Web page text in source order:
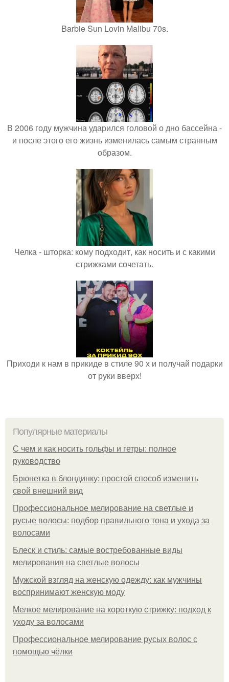
Barbie Sun Lovin Malibu 70s.
В 2006 году мужчина ударился головой о дно бассейна -
и после этого его жизнь изменилась самым странным
образом.
Челка - шторка: кому подходит, как носить и с какими
стрижками сочетать.
Приходи к нам в прикиде в стиле 90 х и получай подарки
от руки вверх!
Популярные материалы
С чем и как носить гольфы и гетры: полное
руководство
Брюнетка в блондинку: простой способ изменить
свой внешний вид
Профессиональное мелирование на светлые и
русые волосы: подбор правильного тона и ухода за
волосами
Блеск и стиль: самые востребованные виды
мелирования на светлые волосы
Мужской взгляд на женскую одежду: как мужчины
воспринимают женскую моду
Мелкое мелирование на короткую стрижку: подход к
уходу за волосами
Профессиональное мелирование русых волос с
помощью чёлки